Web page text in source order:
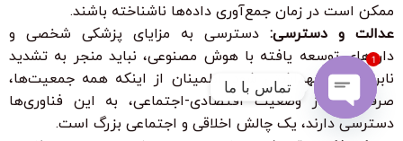
ممکن است در زمان جمع‌آوری داده‌ها ناشناخته باشند.
عدالت و دسترسی: دسترسی به مزایای پزشکی شخصی و
داروهای توسعه یافته با هوش مصنوعی، نباید منجر به تشدید
نابرابری‌های بهداشتی شود. اطمینان از اینکه همه جمعیت‌ها،
صرف نظر از وضعیت اقتصادی-اجتماعی، به این فناوری‌ها
دسترسی دارند، یک چالش اخلاقی و اجتماعی بزرگ است.
تماس با ما
Open
1